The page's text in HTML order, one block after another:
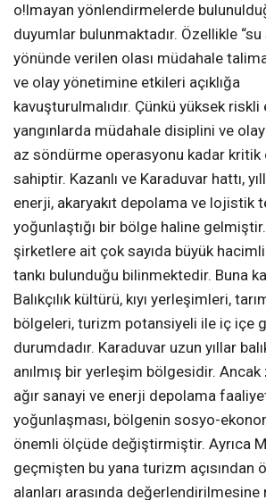
o!lmayan yönlendirmelerde
duyumlar bulunmaktadır. Özellikle “su
yönünde verilen olası müdahale
ve olay yönetimine etkileri açıklığa
kavuşturulmalıdır. Çünkü yüksek
yangınlarda müdahale disiplini ve
az söndürme operasyonu kadar kritik
sahiptir. Kazanlı ve Karaduvar hattı,
enerji, akaryakıt depolama ve lojistik
yoğunlaştığı bir bölge haline
şirketlere ait çok sayıda büyük
tankı bulunduğu bilinmektedir. Buna
Balıkçılık kültürü, kıyı yerleşimleri,
bölgeleri, turizm potansiyeli ile iç içe
durumdadır. Karaduvar uzun yıllar
anılmış bir yerleşim bölgesidir.
ağır sanayi ve enerji depolama
yoğunlaşması, bölgenin sosyo-
önemli ölçüde değiştirmiştir. Ayrıca
geçmişten bu yana turizm açısından
alanları arasında değerlendirilmesine